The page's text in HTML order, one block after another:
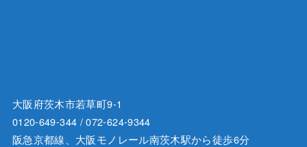
大阪府茨木市若草町9-1
0120-649-344 / 072-624-9344
阪急京都線、大阪モノレール南茨木駅から徒歩6分